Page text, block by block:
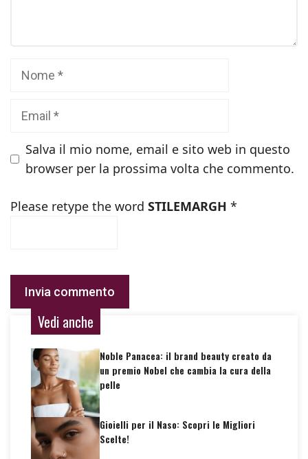
Salva il mio nome, email e sito web in questo
browser per la prossima volta che commento.
Please retype the word STILEMARGH *
Vedi anche
Noble Panacea: il brand beauty creato da
un premio Nobel che cambia la cura della
pelle
Gioielli per il Naso: Scopri le Migliori
Scelte!